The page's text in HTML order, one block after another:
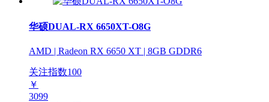
华硕DUAL-RX 6650XT-O8G
AMD | Radeon RX 6650 XT | 8GB GDDR6
关注指数100
￥
3099